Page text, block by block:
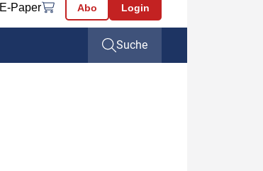
E-Paper Abo Login
Suche